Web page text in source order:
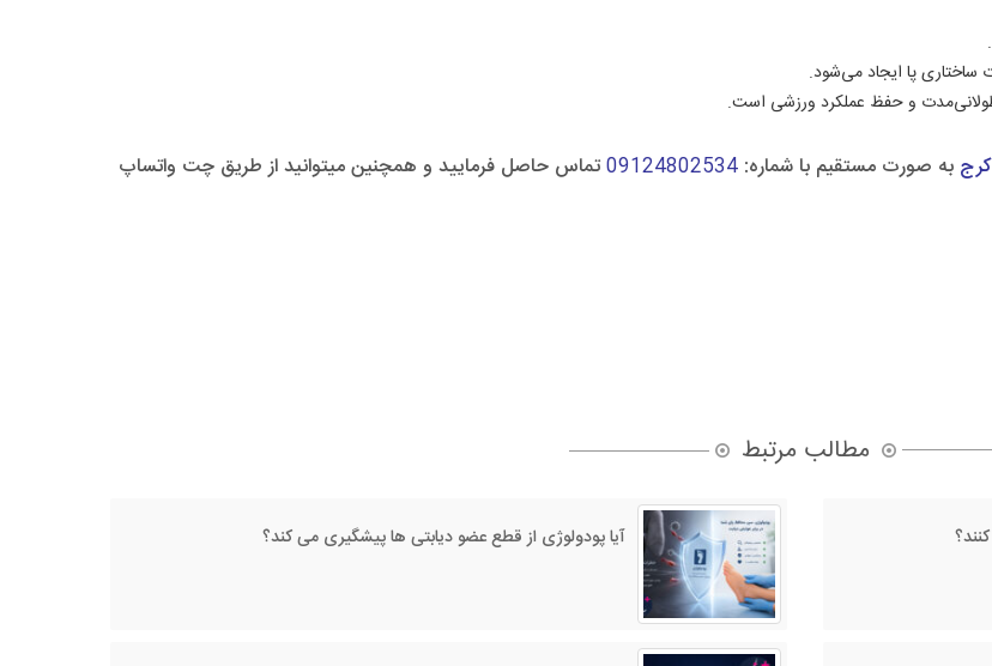
ساختاری پا ایجاد می‌شود.
و حفظ عملکرد ورزشی است.
به صورت مستقیم با شماره: 09124802534تماس حاصل فرمایید و همچنین میتوانید از طریق چت واتساپ
مطالب مرتبط
آیا پودولوژی از قطع عضو دیابتی ها پیشگیری می‌ کند؟